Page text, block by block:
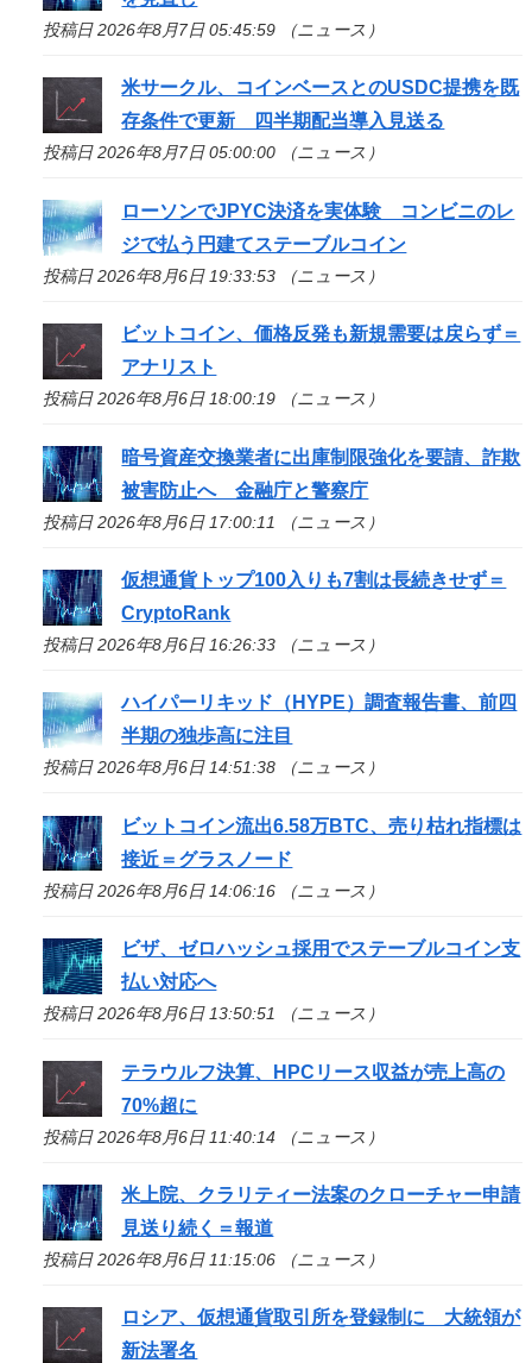
投稿日 2026年8月7日 05:45:59 （ニュース）
米サークル、コインベースとのUSDC提携を既
存条件で更新 四半期配当導入見送る
投稿日 2026年8月7日 05:00:00 （ニュース）
ローソンでJPYC決済を実体験 コンビニのレ
ジで払う円建てステーブルコイン
投稿日 2026年8月6日 19:33:53 （ニュース）
ビットコイン、価格反発も新規需要は戻らず＝
アナリスト
投稿日 2026年8月6日 18:00:19 （ニュース）
暗号資産交換業者に出庫制限強化を要請、詐欺
被害防止へ 金融庁と警察庁
投稿日 2026年8月6日 17:00:11 （ニュース）
仮想通貨トップ100入りも7割は長続きせず＝
CryptoRank
投稿日 2026年8月6日 16:26:33 （ニュース）
ハイパーリキッド（HYPE）調査報告書、前四
半期の独歩高に注目
投稿日 2026年8月6日 14:51:38 （ニュース）
ビットコイン流出6.58万BTC、売り枯れ指標は
接近＝グラスノード
投稿日 2026年8月6日 14:06:16 （ニュース）
ビザ、ゼロハッシュ採用でステーブルコイン支
払い対応へ
投稿日 2026年8月6日 13:50:51 （ニュース）
テラウルフ決算、HPCリース収益が売上高の
70%超に
投稿日 2026年8月6日 11:40:14 （ニュース）
米上院、クラリティー法案のクローチャー申請
見送り続く＝報道
投稿日 2026年8月6日 11:15:06 （ニュース）
ロシア、仮想通貨取引所を登録制に 大統領が
新法署名